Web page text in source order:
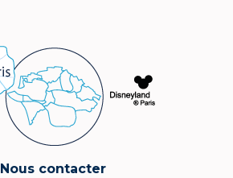
Nous contacter